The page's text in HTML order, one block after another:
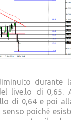
durante
livello di 0,65.
di 0,64 e poi
poiché